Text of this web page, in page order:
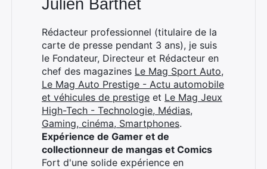
Julien Barthet
Rédacteur professionnel (titulaire de la
carte de presse pendant 3 ans), je suis
le Fondateur, Directeur et Rédacteur en
chef des magazines Le Mag Sport Auto,
Le Mag Auto Prestige - Actu automobile
et véhicules de prestige et Le Mag Jeux
High-Tech - Technologie, Médias,
Gaming, cinéma, Smartphones.
Expérience de Gamer et de
collectionneur de mangas et Comics
Fort d'une solide expérience en